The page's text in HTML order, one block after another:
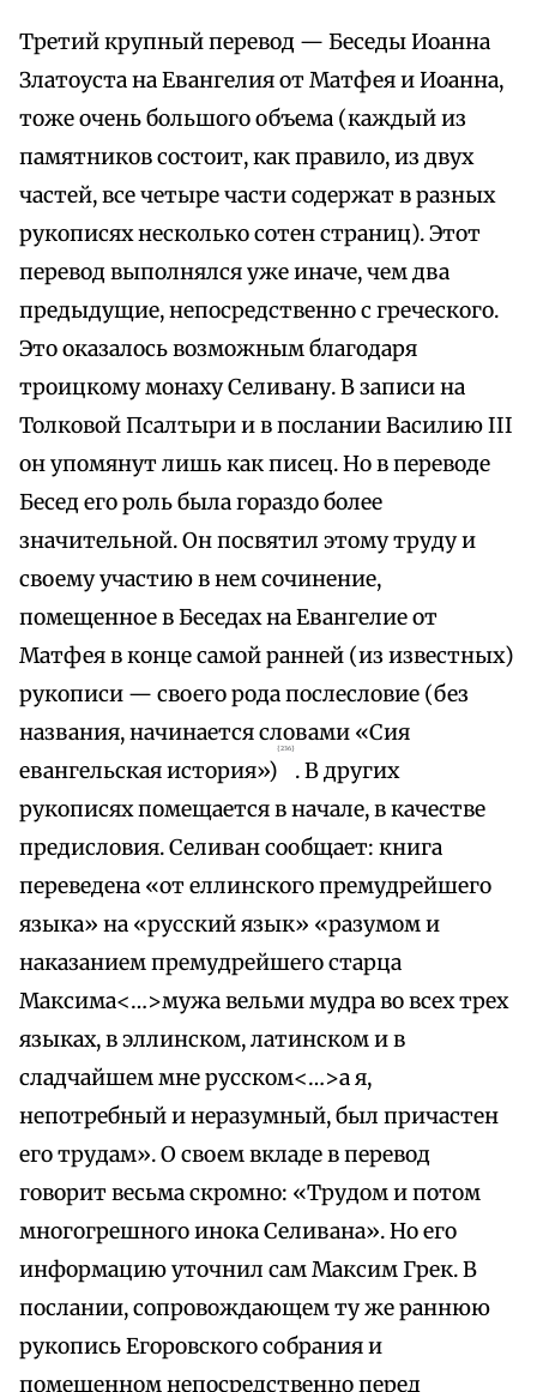
Третий крупный перевод — Беседы Иоанна
Златоуста на Евангелия от Матфея и Иоанна,
тоже очень большого объема (каждый из
памятников состоит, как правило, из двух
частей, все четыре части содержат в разных
рукописях несколько сотен страниц). Этот
перевод выполнялся уже иначе, чем два
предыдущие, непосредственно с греческого.
Это оказалось возможным благодаря
троицкому монаху Селивану. В записи на
Толковой Псалтыри и в послании Василию III
он упомянут лишь как писец. Но в переводе
Бесед его роль была гораздо более
значительной. Он посвятил этому труду и
своему участию в нем сочинение,
помещенное в Беседах на Евангелие от
Матфея в конце самой ранней (из известных)
рукописи — своего рода послесловие (без
названия, начинается словами «Сия
евангельская история»)
{236}
. В других
рукописях помещается в начале, в качестве
предисловия. Селиван сообщает: книга
переведена «от еллинского премудрейшего
языка» на «русский язык» «разумом и
наказанием премудрейшего старца
Максима<…>мужа вельми мудра во всех трех
языках, в эллинском, латинском и в
сладчайшем мне русском<…>а я,
непотребный и неразумный, был причастен
его трудам». О своем вкладе в перевод
говорит весьма скромно: «Трудом и потом
многогрешного инока Селивана». Но его
информацию уточнил сам Максим Грек. В
послании, сопровождающем ту же раннюю
рукопись Егоровского собрания и
помещенном непосредственно перед